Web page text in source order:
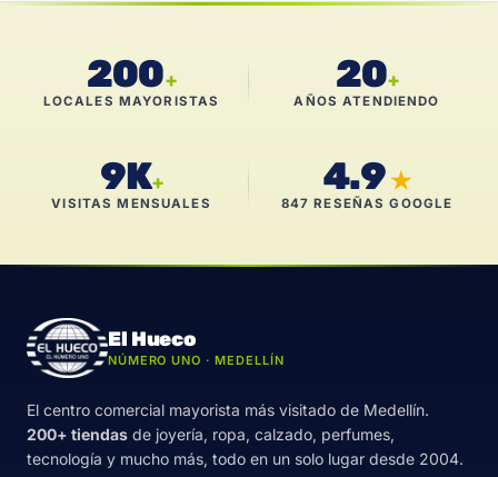
200+
LOCALES MAYORISTAS
20+
AÑOS ATENDIENDO
9K+
VISITAS MENSUALES
4.9 ★
847 RESEÑAS GOOGLE
El Hueco
NÚMERO UNO · MEDELLÍN
El centro comercial mayorista más visitado de Medellín.
200+ tiendas de joyería, ropa, calzado, perfumes,
tecnología y mucho más, todo en un solo lugar desde 2004.